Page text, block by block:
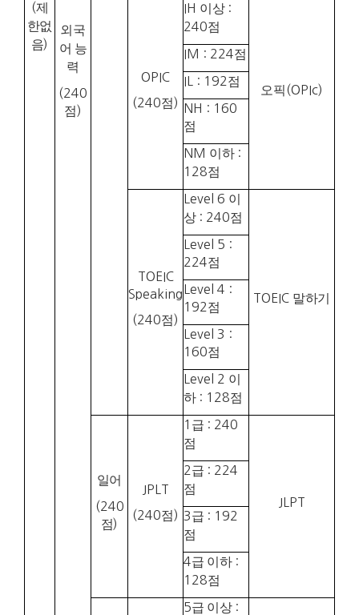
(제
한없
음)
외국
어 능
력
(240
점)
OPIC
(240점)
IH 이상 :
240점
오픽(OPIc)
IM : 224점
IL : 192점
NH : 160
점
NM 이하 :
128점
TOEIC
Speaking
(240점)
Level 6 이
상 : 240점
TOEIC 말하기
Level 5 :
224점
Level 4 :
192점
Level 3 :
160점
Level 2 이
하 : 128점
일어
(240
점)
JPLT
(240점)
1 급 : 240
점
JLPT
2급 : 224
점
3급 : 192
점
4급 이하 :
128점
5급 이상 :